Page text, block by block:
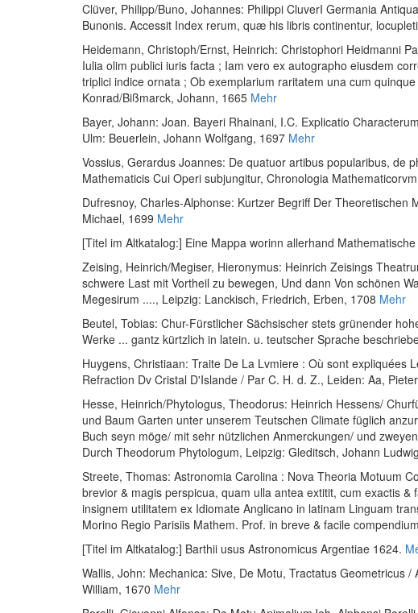
Clüver, Philipp/Buno, Johannes: Philippi CluverI Germania
Bunonis. Accessit Index rerum, quæ his libris continentur,
Heidemann, Christoph/Ernst, Heinrich: Christophori Heidmanni
Iulia olim publici iuris facta ; Iam vero ex autographo eiusdem
triplici indice ornata ; Ob exemplarium raritatem una cum
Konrad/Bißmarck, Johann, 1665 Mehr
Bayer, Johann: Joan. Bayeri Rhainani, I.C. Explicatio
Ulm: Beuerlein, Johann Wolfgang, 1697 Mehr
Vossius, Gerardus Joannes: De quatuor artibus popularibus, de
Mathematicis Cui Operi subjungitur, Chronologia
Dufresnoy, Charles-Alphonse: Kurtzer Begriff Der Theoretischen
Michael, 1699 Mehr
[Titel im Altkatalog:] Eine Mappa worinn allerhand
Zeising, Heinrich/Megiser, Hieronymus: Heinrich Zeisings
schwere Last mit Vortheil zu bewegen, Und dann Von schönen
Megesirum ...., Leipzig: Lanckisch, Friedrich, Erben, 1708 Mehr
Beutel, Tobias: Chur-Fürstlicher Sächsischer stets grünender
Werke ... gantz kürtzlich in latein. u. teutscher Sprache
Huygens, Christiaan: Traite De La Lvmiere : Où sont expliquées
Refraction Dv Cristal D'Islande / Par C. H. d. Z., Leiden: Aa,
Hesse, Heinrich/Phytologus, Theodorus: Heinrich Hessens/
und Baum Garten unter unserem Teutschen Climate füglich
Buch seyn möge/ mit sehr nützlichen Anmerckungen/ und
Durch Theodorum Phytologum, Leipzig: Gleditsch, Johann
Streete, Thomas: Astronomia Carolina : Nova Theoria Motuum
brevior & magis perspicua, quam ulla antea extitit, cum exactis
insignem utilitatem ex Idiomate Anglicano in latinam Linguam
Morino Regio Parisiis Mathem. Prof. in breve & facile
[Titel im Altkatalog:] Barthii usus Astronomicus Argentiae 1624.
Wallis, John: Mechanica: Sive, De Motu, Tractatus Geometricus
William, 1670 Mehr